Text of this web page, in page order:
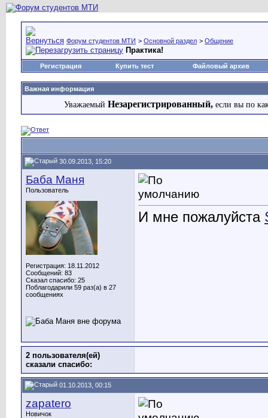
Форум студентов МТИ > Основной раздел > Общение
Практика!
Регистрация Купить тест Файловый архив
Важная информация
Уважаемый Незарегистрированный, если вы по
30.09.2013, 15:20
Баба Маня
Пользователь
Регистрация: 18.11.2012
Сообщений: 83
Сказал спасибо: 25
Поблагодарили 59 раз(а) в 27
сообщениях
И мне пожалуйста
2 пользователя(ей)
сказали cпасибо:
01.10.2013, 00:15
zapatero
Новичок